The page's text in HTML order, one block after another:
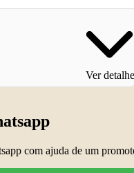
Ver
com ajuda de um